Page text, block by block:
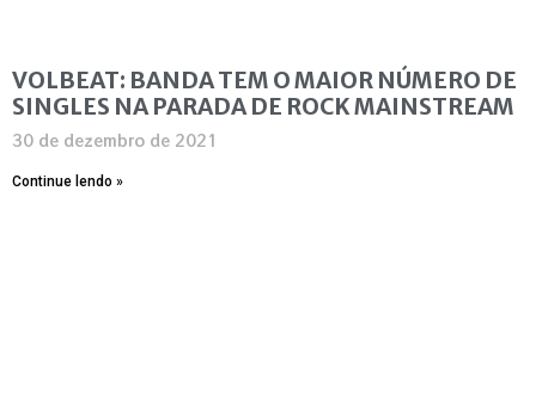
VOLBEAT: BANDA TEM O MAIOR NÚMERO DE
SINGLES NA PARADA DE ROCK MAINSTREAM
30 de dezembro de 2021
Continue lendo »